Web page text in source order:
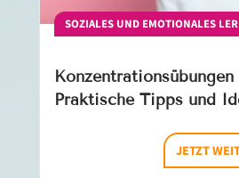
SOZIALES UND EMOTIONALES
Praktische Tipps und
JETZT